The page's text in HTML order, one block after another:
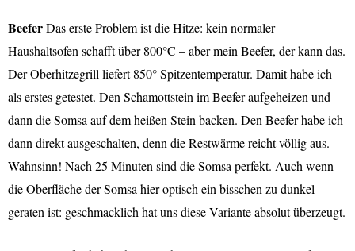
BeeferDas erste Problem ist die Hitze: kein normaler
Haushaltsofen schafft über 800°C – aber mein Beefer, der kann das.
Der Oberhitzegrill liefert 850° Spitzentemperatur. Damit habe ich
als erstes getestet. Den Schamottstein im Beefer aufgeheizen und
dann die Somsa auf dem heißen Stein backen. Den Beefer habe ich
dann direkt ausgeschalten, denn die Restwärme reicht völlig aus.
Wahnsinn! Nach 25 Minuten sind die Somsa perfekt. Auch wenn
die Oberfläche der Somsa hier optisch ein bisschen zu dunkel
geraten ist: geschmacklich hat uns diese Variante absolut überzeugt.